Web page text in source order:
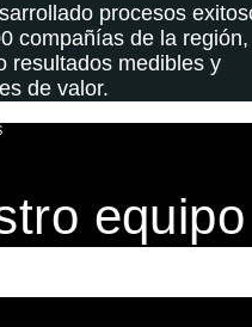
procesos
compañías de la región,
resultados medibles y
de valor.
equipo